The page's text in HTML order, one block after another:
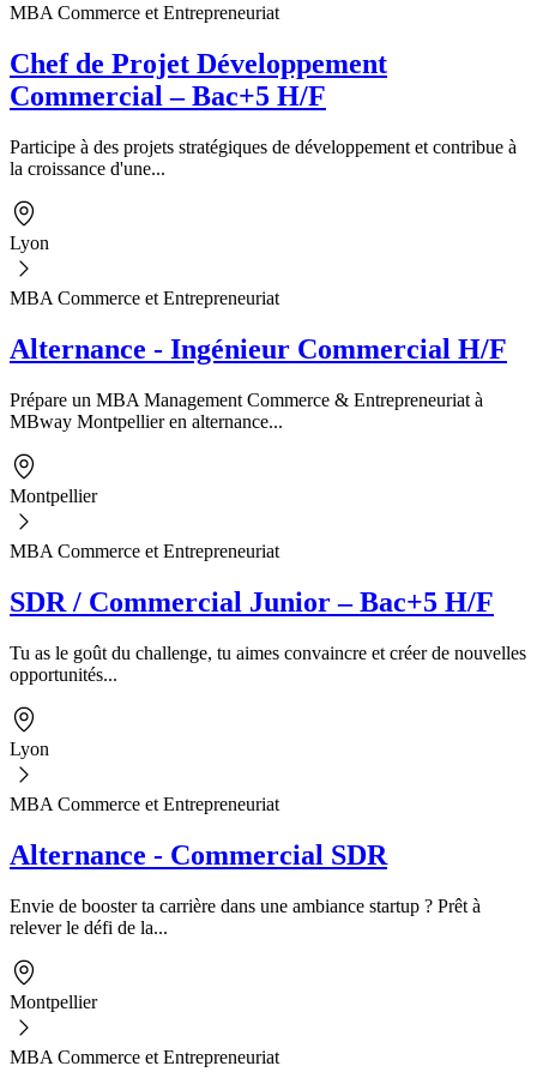
MBA Commerce et Entrepreneuriat
Chef de Projet Développement
Commercial – Bac+5 H/F
Participe à des projets stratégiques de développement et contribue à
la croissance d'une...
Lyon
MBA Commerce et Entrepreneuriat
Alternance - Ingénieur Commercial H/F
Prépare un MBA Management Commerce & Entrepreneuriat à
MBway Montpellier en alternance...
Montpellier
MBA Commerce et Entrepreneuriat
SDR / Commercial Junior – Bac+5 H/F
Tu as le goût du challenge, tu aimes convaincre et créer de nouvelles
opportunités...
Lyon
MBA Commerce et Entrepreneuriat
Alternance - Commercial SDR
Envie de booster ta carrière dans une ambiance startup ? Prêt à
relever le défi de la...
Montpellier
MBA Commerce et Entrepreneuriat